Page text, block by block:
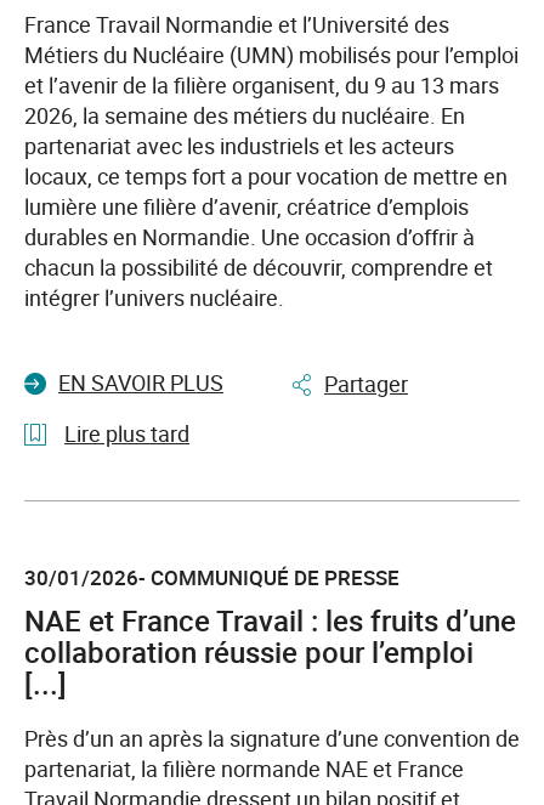
de
l’accompagnement
du
30
mars
au
03
avril
2026
en
France Travail Normandie et l’Université des
Métiers du Nucléaire (UMN) mobilisés pour l’emploi
et l’avenir de la filière organisent, du 9 au 13 mars
2026, la semaine des métiers du nucléaire. En
partenariat avec les industriels et les acteurs
locaux, ce temps fort a pour vocation de mettre en
lumière une filière d’avenir, créatrice d’emplois
durables en Normandie. Une occasion d’offrir à
chacun la possibilité de découvrir, comprendre et
intégrer l’univers nucléaire.
EN SAVOIR PLUS
Partager
Lire plus tard
l'article
métiers
du
nucléaire
une
filière
d’avenir
30/01/2026- COMMUNIQUÉ DE PRESSE
NAE et France Travail : les fruits d’une
collaboration réussie pour l’emploi
[...]
Près d’un an après la signature d’une convention de
partenariat, la filière normande NAE et France
Travail Normandie dressent un bilan positif et